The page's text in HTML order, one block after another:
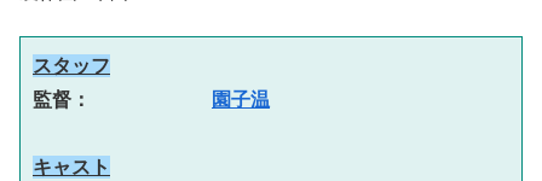
スタッフ
監督：
園子温
キャスト